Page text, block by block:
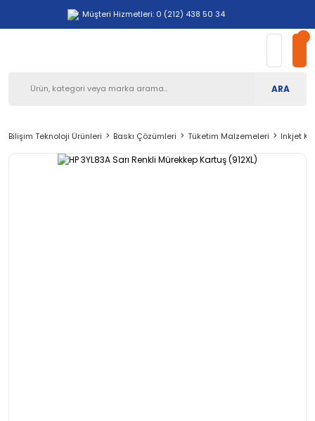
Müşteri Hizmetleri: 0 (212) 438 50 34
ARA
Bilişim Teknoloji Ürünleri Baskı Çözümleri Tüketim Malzemeleri Inkjet